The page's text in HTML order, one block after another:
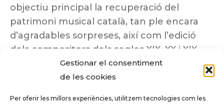
Gestionar el consentiment
de les cookies
Per oferir les millors experiències, utilitzem tecnologies com les
objectiu principal la recuperació del
patrimoni musical català, tan ple encara
d’agradables sorpreses, així com l’edició
dels compositors dels segles XIX, XX i XIX
insuficientment coneguts.